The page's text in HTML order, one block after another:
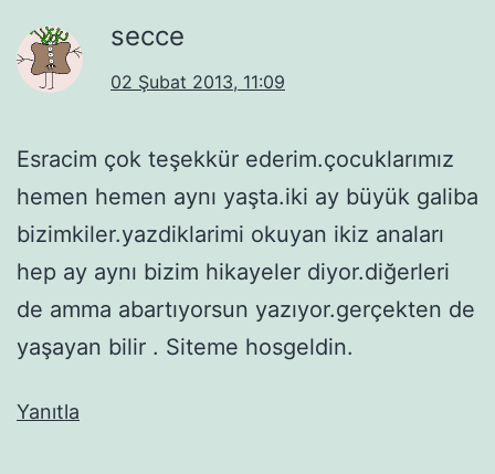
secce
02 Şubat 2013, 11:09
Esracim çok teşekkür ederim.çocuklarımız
hemen hemen aynı yaşta.iki ay büyük galiba
bizimkiler.yazdiklarimi okuyan ikiz anaları
hep ay aynı bizim hikayeler diyor.diğerleri
de amma abartıyorsun yazıyor.gerçekten de
yaşayan bilir . Siteme hosgeldin.
Yanıtla